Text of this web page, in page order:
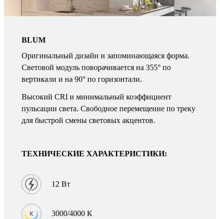
BLUM
Оригинальный дизайн и запоминающаяся форма.
Световой модуль поворачивается на 355° по
вертикали и на 90° по горизонтали.
Высокий CRI и минимальный коэффициент
пульсации света. Свободное перемещение по треку
для быстрой смены световых акцентов.
ТЕХНИЧЕСКИЕ ХАРАКТЕРИСТИКИ:
12 Вт
3000/4000 К